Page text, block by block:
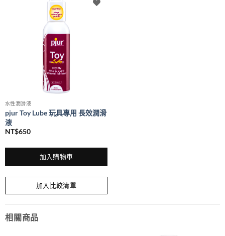
水性潤滑液
pjur Toy Lube 玩具專用 長效潤滑
液
NT$650
加入購物車
加入比較清單
相關商品